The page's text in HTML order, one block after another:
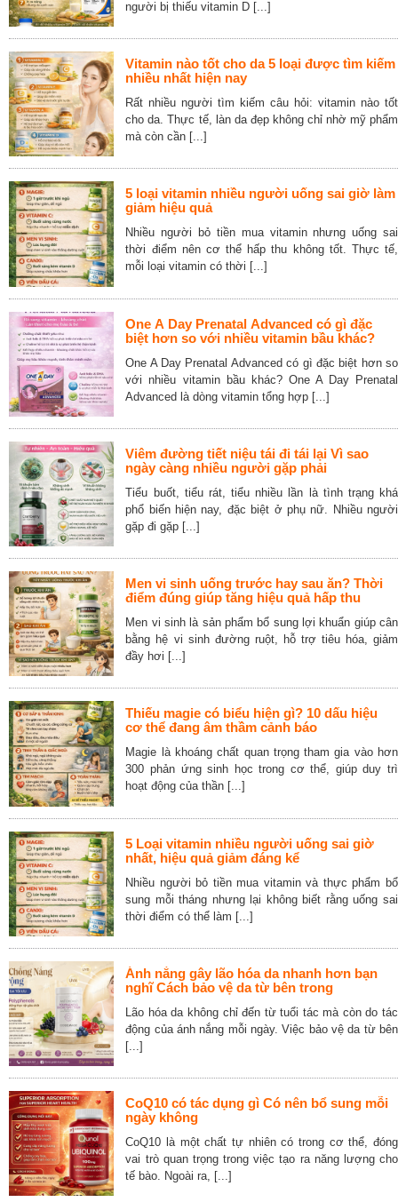
người bị thiếu vitamin D [...]
Vitamin nào tốt cho da 5 loại được tìm kiếm
nhiều nhất hiện nay
Rất nhiều người tìm kiếm câu hỏi: vitamin nào tốt
cho da. Thực tế, làn da đẹp không chỉ nhờ mỹ phẩm
mà còn cần [...]
5 loại vitamin nhiều người uống sai giờ làm
giảm hiệu quả
Nhiều người bỏ tiền mua vitamin nhưng uống sai
thời điểm nên cơ thể hấp thu không tốt. Thực tế,
mỗi loại vitamin có thời [...]
One A Day Prenatal Advanced có gì đặc
biệt hơn so với nhiều vitamin bầu khác?
One A Day Prenatal Advanced có gì đặc biệt hơn so
với nhiều vitamin bầu khác? One A Day Prenatal
Advanced là dòng vitamin tổng hợp [...]
Viêm đường tiết niệu tái đi tái lại Vì sao
ngày càng nhiều người gặp phải
Tiểu buốt, tiểu rát, tiểu nhiều lần là tình trạng khá
phổ biến hiện nay, đặc biệt ở phụ nữ. Nhiều người
gặp đi gặp [...]
Men vi sinh uống trước hay sau ăn? Thời
điểm đúng giúp tăng hiệu quả hấp thu
Men vi sinh là sản phẩm bổ sung lợi khuẩn giúp cân
bằng hệ vi sinh đường ruột, hỗ trợ tiêu hóa, giảm
đầy hơi [...]
Thiếu magie có biểu hiện gì? 10 dấu hiệu
cơ thể đang âm thầm cảnh báo
Magie là khoáng chất quan trọng tham gia vào hơn
300 phản ứng sinh học trong cơ thể, giúp duy trì
hoạt động của thần [...]
5 Loại vitamin nhiều người uống sai giờ
nhất, hiệu quả giảm đáng kể
Nhiều người bỏ tiền mua vitamin và thực phẩm bổ
sung mỗi tháng nhưng lại không biết rằng uống sai
thời điểm có thể làm [...]
Ánh nắng gây lão hóa da nhanh hơn bạn
nghĩ Cách bảo vệ da từ bên trong
Lão hóa da không chỉ đến từ tuổi tác mà còn do tác
động của ánh nắng mỗi ngày. Việc bảo vệ da từ bên
[...]
CoQ10 có tác dụng gì Có nên bổ sung mỗi
ngày không
CoQ10 là một chất tự nhiên có trong cơ thể, đóng
vai trò quan trọng trong việc tạo ra năng lượng cho
tế bào. Ngoài ra, [...]